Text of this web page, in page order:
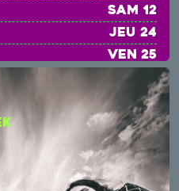
sam 12
jeu 24
ven 25
sam 26
sam 26
sam 26